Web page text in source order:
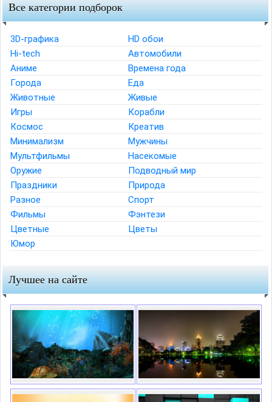
Все категории подборок
3D-графика
HD обои
Hi-tech
Автомобили
Аниме
Времена года
Города
Еда
Животные
Живые
Игры
Корабли
Космос
Креатив
Минимализм
Мужчины
Мультфильмы
Насекомые
Оружие
Подводный мир
Праздники
Природа
Разное
Спорт
Фильмы
Фэнтези
Цветные
Цветы
Юмор
Лучшее на сайте